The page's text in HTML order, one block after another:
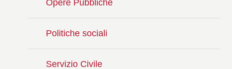
Opere Pubbliche
Politiche sociali
Servizio Civile